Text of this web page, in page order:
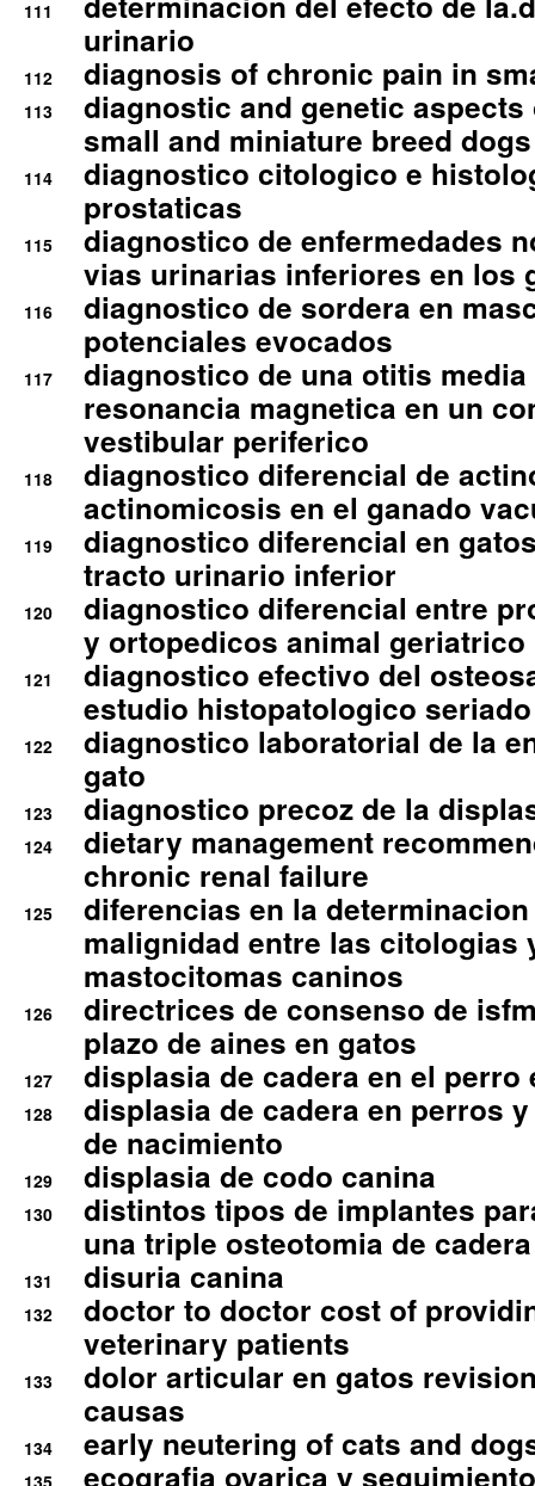
111
urinario
112 diagnosis of chronic pain in
113
diagnostic and genetic
small and miniature breed
114
diagnostico citologico e
prostaticas
115
diagnostico de enfermedades
vias urinarias inferiores en los
116
diagnostico de sordera en
potenciales evocados
117
diagnostico de una otitis
resonancia magnetica en un
vestibular periferico
118
diagnostico diferencial de
actinomicosis en el ganado
119
diagnostico diferencial en
tracto urinario inferior
120
diagnostico diferencial entre
y ortopedicos animal geriatrico
121
diagnostico efectivo del
estudio histopatologico seriado
122
diagnostico laboratorial de la
gato
123 diagnostico precoz de la
124
dietary management
chronic renal failure
125
diferencias en la
malignidad entre las citologias
mastocitomas caninos
126
directrices de consenso de
plazo de aines en gatos
127 displasia de cadera en el perro
128
displasia de cadera en perros
de nacimiento
129 displasia de codo canina
130
distintos tipos de implantes
una triple osteotomia de cadera
131 disuria canina
132
doctor to doctor cost of
veterinary patients
133
dolor articular en gatos
causas
134 early neutering of cats and
ecografia ovarica y